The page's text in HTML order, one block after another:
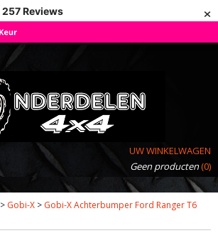
257 Reviews ×
UW WINKELWAGEN
Geen producten(0)
> Gobi-X > Gobi-X Achterbumper Ford Ranger T6